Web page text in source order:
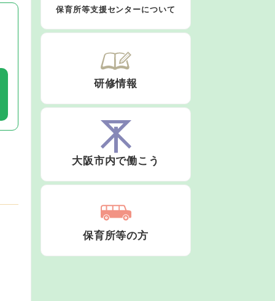
保育所等支援センターについて
研修情報
大阪市内で働こう
保育所等の方